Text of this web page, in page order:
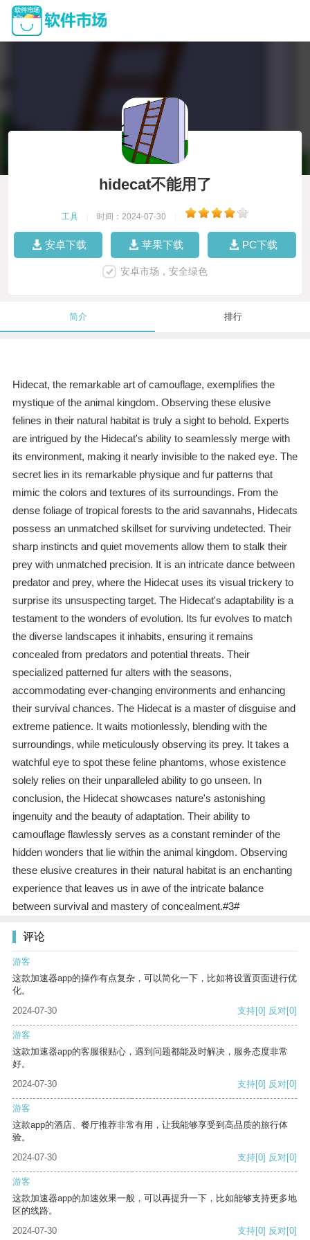
hidecat不能用了
工具 时间：2024-07-30
安卓下载 苹果下载 PC下载
安卓市场，安全绿色
简介 排行
Hidecat, the remarkable art of camouflage, exemplifies the
mystique of the animal kingdom. Observing these elusive
felines in their natural habitat is truly a sight to behold. Experts
are intrigued by the Hidecat's ability to seamlessly merge with
its environment, making it nearly invisible to the naked eye. The
secret lies in its remarkable physique and fur patterns that
mimic the colors and textures of its surroundings. From the
dense foliage of tropical forests to the arid savannahs, Hidecats
possess an unmatched skillset for surviving undetected. Their
sharp instincts and quiet movements allow them to stalk their
prey with unmatched precision. It is an intricate dance between
predator and prey, where the Hidecat uses its visual trickery to
surprise its unsuspecting target. The Hidecat's adaptability is a
testament to the wonders of evolution. Its fur evolves to match
the diverse landscapes it inhabits, ensuring it remains
concealed from predators and potential threats. Their
specialized patterned fur alters with the seasons,
accommodating ever-changing environments and enhancing
their survival chances. The Hidecat is a master of disguise and
extreme patience. It waits motionlessly, blending with the
surroundings, while meticulously observing its prey. It takes a
watchful eye to spot these feline phantoms, whose existence
solely relies on their unparalleled ability to go unseen. In
conclusion, the Hidecat showcases nature's astonishing
ingenuity and the beauty of adaptation. Their ability to
camouflage flawlessly serves as a constant reminder of the
hidden wonders that lie within the animal kingdom. Observing
these elusive creatures in their natural habitat is an enchanting
experience that leaves us in awe of the intricate balance
between survival and mastery of concealment.#3#
评论
游客
这款加速器app的操作有点复杂，可以简化一下，比如将设置页面进行优
化。
2024-07-30
支持[0] 反对[0]
游客
这款加速器app的客服很贴心，遇到问题都能及时解决，服务态度非常
好。
2024-07-30
支持[0] 反对[0]
游客
这款app的酒店、餐厅推荐非常有用，让我能够享受到高品质的旅行体
验。
2024-07-30
支持[0] 反对[0]
游客
这款加速器app的加速效果一般，可以再提升一下，比如能够支持更多地
区的线路。
2024-07-30
支持[0] 反对[0]